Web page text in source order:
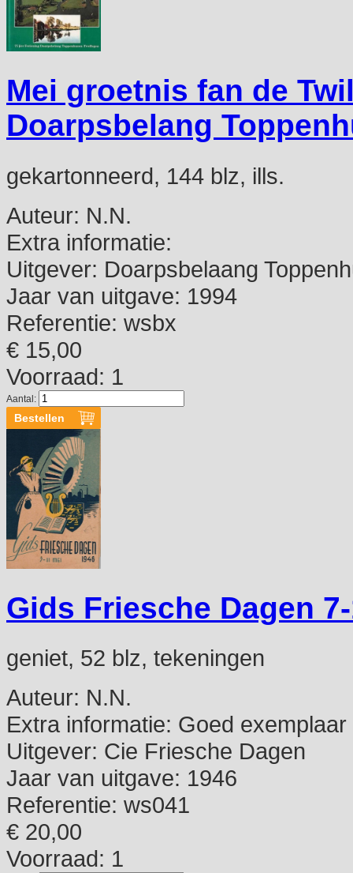
Mei groetnis fan de
Doarpsbelang
gekartonneerd, 144 blz, ills.
Auteur: N.N.
Extra informatie:
Uitgever: Doarpsbelaang
Jaar van uitgave: 1994
Referentie: wsbx
€ 15,00
Voorraad: 1
Aantal:
Gids Friesche Dagen
geniet, 52 blz, tekeningen
Auteur: N.N.
Extra informatie: Goed exemplaar
Uitgever: Cie Friesche Dagen
Jaar van uitgave: 1946
Referentie: ws041
€ 20,00
Voorraad: 1